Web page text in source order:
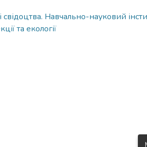
свідоцтва. Навчально-науковий
та екології